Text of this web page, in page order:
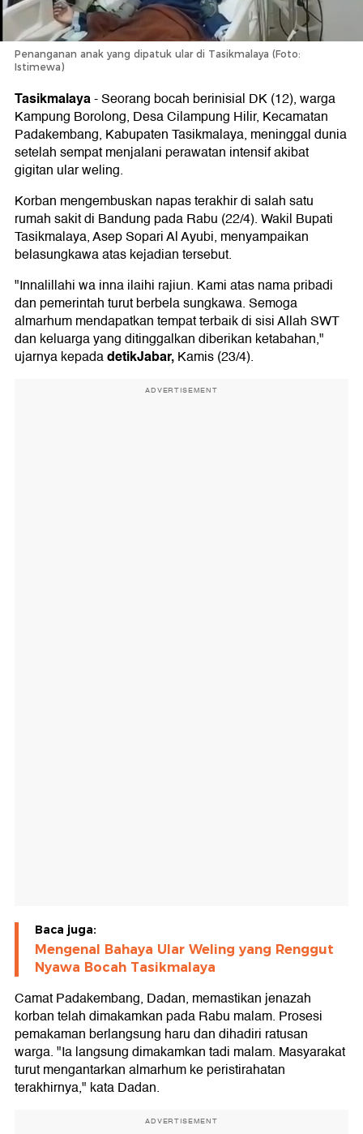
Penanganan anak yang dipatuk ular di Tasikmalaya (Foto:
Istimewa)
Tasikmalaya-Seorang bocah berinisial DK (12), warga
Kampung Borolong, Desa Cilampung Hilir, Kecamatan
Padakembang, Kabupaten Tasikmalaya, meninggal dunia
setelah sempat menjalani perawatan intensif akibat
gigitan ular weling.
Korban mengembuskan napas terakhir di salah satu
rumah sakit di Bandung pada Rabu (22/4). Wakil Bupati
Tasikmalaya, Asep Sopari Al Ayubi, menyampaikan
belasungkawa atas kejadian tersebut.
"Innalillahi wa inna ilaihi rajiun. Kami atas nama pribadi
dan pemerintah turut berbela sungkawa. Semoga
almarhum mendapatkan tempat terbaik di sisi Allah SWT
dan keluarga yang ditinggalkan diberikan ketabahan,"
ujarnya kepadadetikJabar,Kamis (23/4).
ADVERTISEMENT
Baca juga:
Mengenal Bahaya Ular Weling yang Renggut
Nyawa Bocah Tasikmalaya
Camat Padakembang, Dadan, memastikan jenazah
korban telah dimakamkan pada Rabu malam. Prosesi
pemakaman berlangsung haru dan dihadiri ratusan
warga. "Ia langsung dimakamkan tadi malam. Masyarakat
turut mengantarkan almarhum ke peristirahatan
terakhirnya," kata Dadan.
ADVERTISEMENT